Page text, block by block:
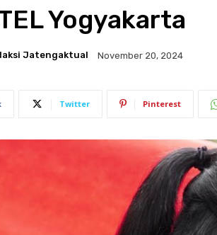
Yogyakarta
Jatengaktual November 20, 2024
Twitter Pinterest